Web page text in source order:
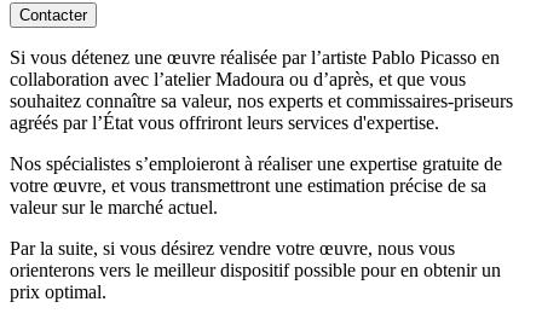
Contacter
Si vous détenez une œuvre réalisée par l’artiste Pablo Picasso en
collaboration avec l’atelier Madoura ou d’après, et que vous
souhaitez connaître sa valeur, nos experts et commissaires-priseurs
agréés par l’État vous offriront leurs services d'expertise.
Nos spécialistes s’emploieront à réaliser une expertise gratuite de
votre œuvre, et vous transmettront une estimation précise de sa
valeur sur le marché actuel.
Par la suite, si vous désirez vendre votre œuvre, nous vous
orienterons vers le meilleur dispositif possible pour en obtenir un
prix optimal.